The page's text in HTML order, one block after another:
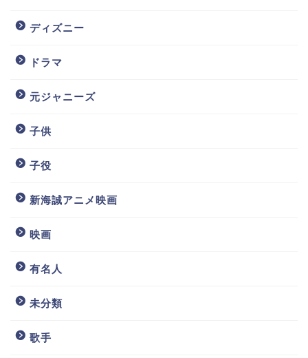
ディズニー
ドラマ
元ジャニーズ
子供
子役
新海誠アニメ映画
映画
有名人
未分類
歌手